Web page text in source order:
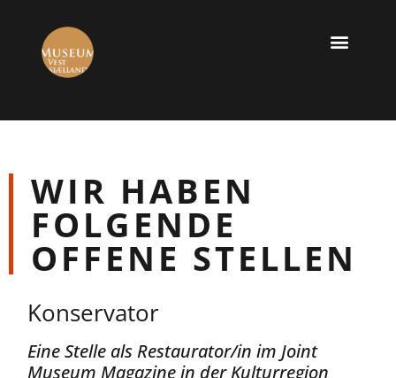
WIR HABEN
FOLGENDE
OFFENE STELLEN
Konservator
Eine Stelle als Restaurator/in im Joint
Museum Magazine in der Kulturregion